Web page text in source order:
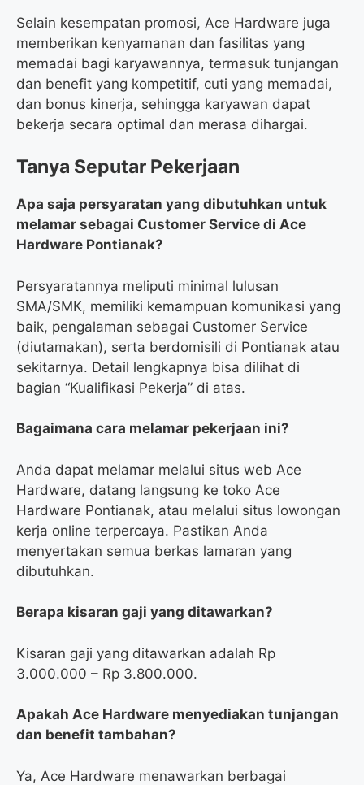
Selain kesempatan promosi, Ace Hardware juga
memberikan kenyamanan dan fasilitas yang
memadai bagi karyawannya, termasuk tunjangan
dan benefit yang kompetitif, cuti yang memadai,
dan bonus kinerja, sehingga karyawan dapat
bekerja secara optimal dan merasa dihargai.
Tanya Seputar Pekerjaan
Apa saja persyaratan yang dibutuhkan untuk
melamar sebagai Customer Service di Ace
Hardware Pontianak?
Persyaratannya meliputi minimal lulusan
SMA/SMK, memiliki kemampuan komunikasi yang
baik, pengalaman sebagai Customer Service
(diutamakan), serta berdomisili di Pontianak atau
sekitarnya. Detail lengkapnya bisa dilihat di
bagian “Kualifikasi Pekerja” di atas.
Bagaimana cara melamar pekerjaan ini?
Anda dapat melamar melalui situs web Ace
Hardware, datang langsung ke toko Ace
Hardware Pontianak, atau melalui situs lowongan
kerja online terpercaya. Pastikan Anda
menyertakan semua berkas lamaran yang
dibutuhkan.
Berapa kisaran gaji yang ditawarkan?
Kisaran gaji yang ditawarkan adalah Rp
3.000.000 – Rp 3.800.000.
Apakah Ace Hardware menyediakan tunjangan
dan benefit tambahan?
Ya, Ace Hardware menawarkan berbagai